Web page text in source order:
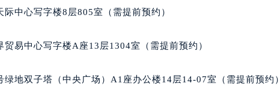
东路39号勒泰中心写字楼B座13层07室（需提前预约）
路5号海口华润大厦B座17层1707室（需提前预约）
道1800号腾达中心东1幢20楼2002室（需提前预约）
中心写字楼8层805室（需提前预约）
易中心写字楼A座13层1304室（需提前预约）
地双子塔（中央广场）A1座办公楼14层14-07室（需提前预约）